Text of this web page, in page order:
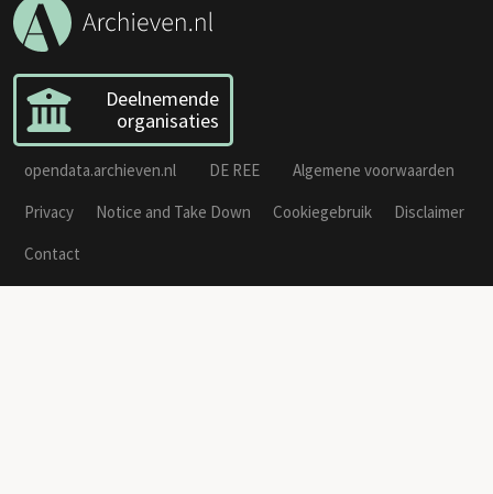
Deelnemende
organisaties
opendata.archieven.nl DE REE
Algemene voorwaarden
Privacy
Notice and Take Down Cookiegebruik
Disclaimer
Contact